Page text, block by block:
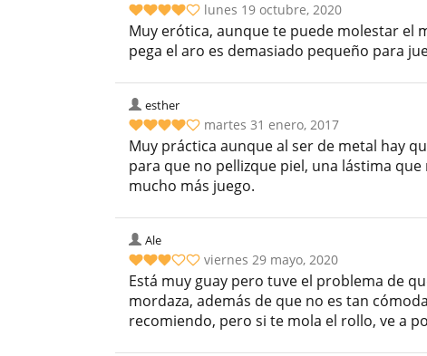
lunes 19 octubre, 2020
Muy erótica, aunque te puede molestar el
pega el aro es demasiado pequeño para
esther
martes 31 enero, 2017
Muy práctica aunque al ser de metal hay
para que no pellizque piel, una lástima
mucho más juego.
Ale
viernes 29 mayo, 2020
Está muy guay pero tuve el problema de
mordaza, además de que no es tan
recomiendo, pero si te mola el rollo, ve a